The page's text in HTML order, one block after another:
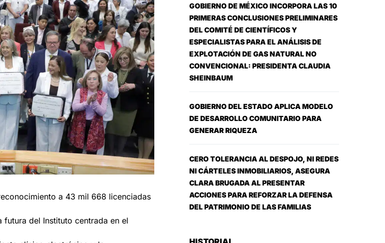
a 43 mil 668 licenciadas
futura del Instituto centrada en el
GOBIERNO DE MÉXICO INCORPORA LAS 10
PRIMERAS CONCLUSIONES PRELIMINARES
DEL COMITÉ DE CIENTÍFICOS Y
ESPECIALISTAS PARA EL ANÁLISIS DE
EXPLOTACIÓN DE GAS NATURAL NO
CONVENCIONAL: PRESIDENTA CLAUDIA
SHEINBAUM
GOBIERNO DEL ESTADO APLICA MODELO
DE DESARROLLO COMUNITARIO PARA
GENERAR RIQUEZA
CERO TOLERANCIA AL DESPOJO, NI REDES
NI CÁRTELES INMOBILIARIOS, ASEGURA
CLARA BRUGADA AL PRESENTAR
ACCIONES PARA REFORZAR LA DEFENSA
DEL PATRIMONIO DE LAS FAMILIAS